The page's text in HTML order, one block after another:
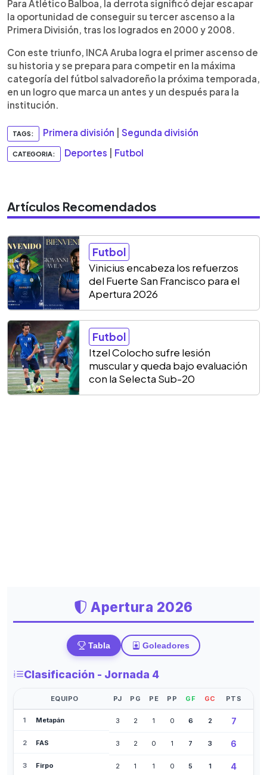
Para Atlético Balboa, la derrota significó dejar escapar
la oportunidad de conseguir su tercer ascenso a la
Primera División, tras los logrados en 2000 y 2008.
Con este triunfo, INCA Aruba logra el primer ascenso de
su historia y se prepara para competir en la máxima
categoría del fútbol salvadoreño la próxima temporada,
en un logro que marca un antes y un después para la
institución.
TAGS: Primera división Segunda división
CATEGORIA: Deportes Futbol
Artículos Recomendados
Futbol
Vinicius encabeza los refuerzos
del Fuerte San Francisco para el
Apertura 2026
Futbol
Itzel Colocho sufre lesión
muscular y queda bajo evaluación
con la Selecta Sub-20